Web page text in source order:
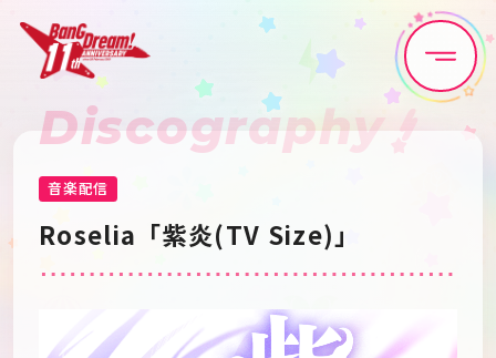
Home News
Live•Event
Game Media
Discography
音楽配信
Roselia「紫炎(TV Size)」